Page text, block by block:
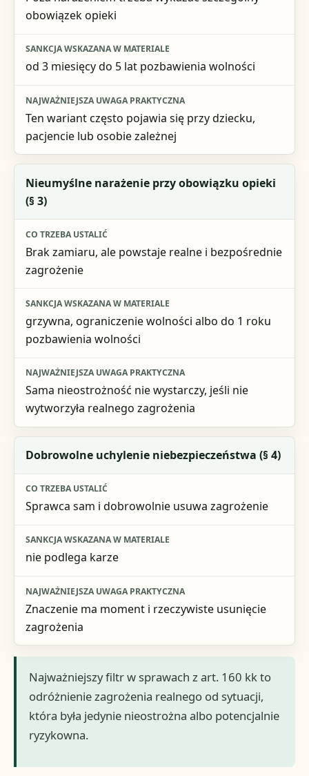
obowiązek opieki
od 3 miesięcy do 5 lat pozbawienia wolności
Ten wariant często pojawia się przy dziecku,
pacjencie lub osobie zależnej
Nieumyślne narażenie przy obowiązku opieki
(§ 3)
Brak zamiaru, ale powstaje realne i bezpośrednie
zagrożenie
grzywna, ograniczenie wolności albo do 1 roku
pozbawienia wolności
Sama nieostrożność nie wystarczy, jeśli nie
wytworzyła realnego zagrożenia
Dobrowolne uchylenie niebezpieczeństwa (§ 4)
Sprawca sam i dobrowolnie usuwa zagrożenie
nie podlega karze
Znaczenie ma moment i rzeczywiste usunięcie
zagrożenia
Najważniejszy filtr w sprawach z art. 160 kk to
odróżnienie zagrożenia realnego od sytuacji,
która była jedynie nieostrożna albo potencjalnie
ryzykowna.